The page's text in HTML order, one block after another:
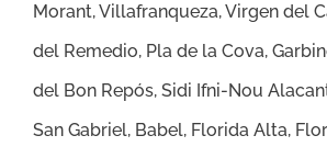
Morant, Villafranqueza, Virgen del
del Remedio, Pla de la Cova,
del Bon Repós, Sidi Ifni-Nou
San Gabriel, Babel, Florida Alta,